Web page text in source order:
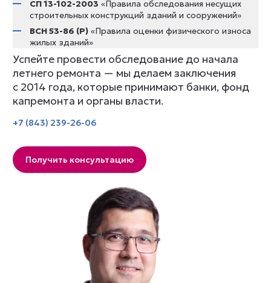
СП 13-102-2003 «Правила обследования несущих
строительных конструкций зданий и сооружений»
ВСН 53-86 (Р) «Правила оценки физического износа
жилых зданий»
Успейте провести обследование до начала
летнего ремонта — мы делаем заключения
с 2014 года, которые принимают банки, фонд
капремонта и органы власти.
+7 (843) 239-26-06
Получить консультацию